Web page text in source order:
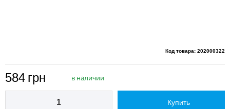
Код товара: 202000322
584 грн в наличии
Купить